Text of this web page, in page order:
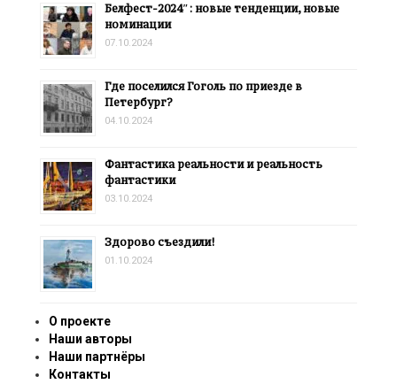
Белфест-2024″: новые тенденции, новые
номинации
07.10.2024
Где поселился Гоголь по приезде в
Петербург?
04.10.2024
Фантастика реальности и реальность
фантастики
03.10.2024
Здорово съездили!
01.10.2024
О проекте
Наши авторы
Наши партнёры
Контакты